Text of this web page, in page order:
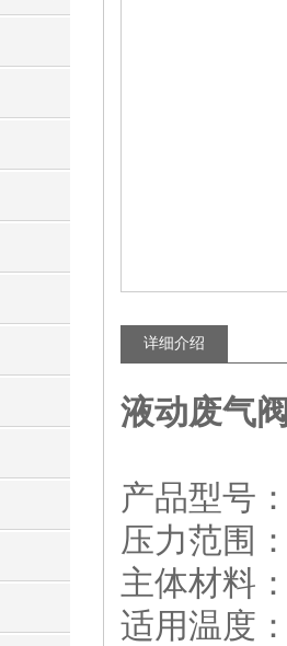
详细介绍
液动废气
产品型号
压力范围
主体材料
适用温度